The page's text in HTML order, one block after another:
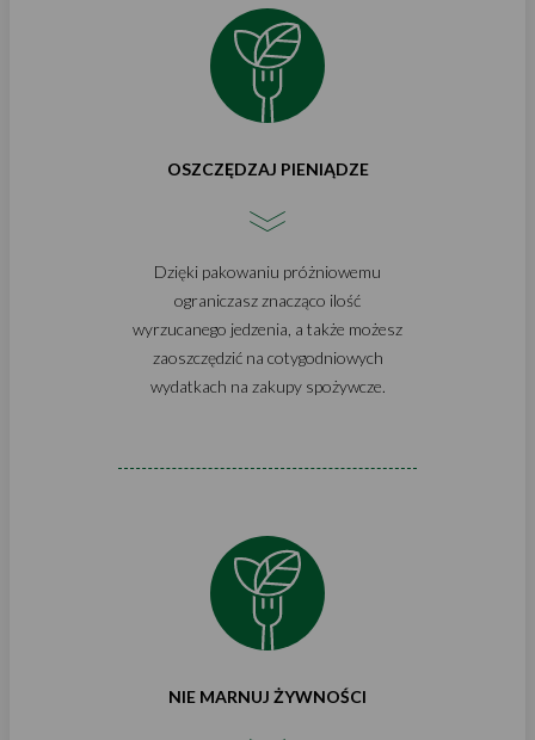
OSZCZĘDZAJ PIENIĄDZE
Dzięki pakowaniu próżniowemu
ograniczasz znacząco ilość
wyrzucanego jedzenia, a także możesz
zaoszczędzić na cotygodniowych
wydatkach na zakupy spożywcze.
NIE MARNUJ ŻYWNOŚCI